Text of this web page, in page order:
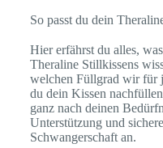
So passt du dein
Hier erfährst du alles,
Theraline Stillkissens
welchen Füllgrad wir für
du dein Kissen
ganz nach deinen
Unterstützung und
Schwangerschaft an.